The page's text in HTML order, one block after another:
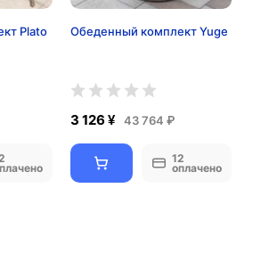
Plato Обеденный комплект Yuge
3 126 ¥ 43 764 ₽
12
оплачено